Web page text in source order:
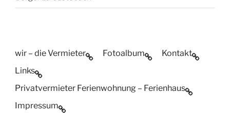
wir – die Vermieter Fotoalbum
Kontakt
Links
Privatvermieter Ferienwohnung – Ferienhaus
Impressum